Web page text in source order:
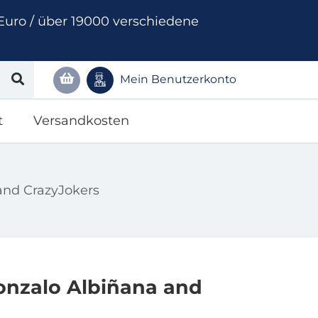
/ über 19000 verschiedene
Mein Benutzerkonto
Versandkosten
CrazyJokers
Albiñana and